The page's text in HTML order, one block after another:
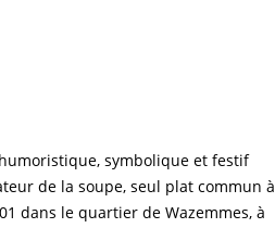
symbolique et festif
de la soupe, seul plat commun à
dans le quartier de Wazemmes, à